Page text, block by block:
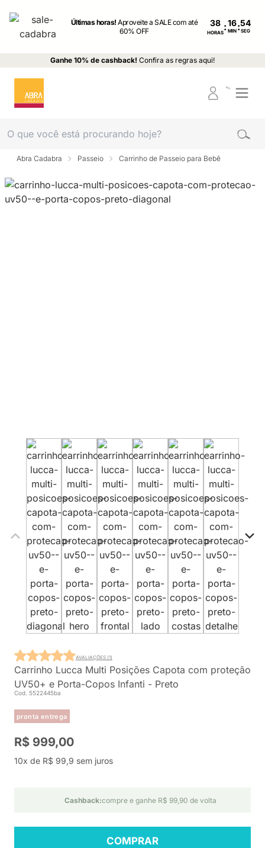
Últimas horas!Aproveite a SALE com até
60% OFF
38
HORAS: MIN : SEG
Ganhe 10% de cashback! Confira as regras aqui!
Abra Cadabra Passeio Carrinho de Passeio para Bebê
Carrinho Lucca Multi Posições Capota com proteção
UV50+ e Porta-Copos Infanti - Preto
Cod. 5522445ba
pronta entrega
AVALIAÇÕES (1)
R$ 999,00
10x de R$ 99,9 sem juros
Cashback:compre e ganhe R$ 99,90 de volta
COMPRAR